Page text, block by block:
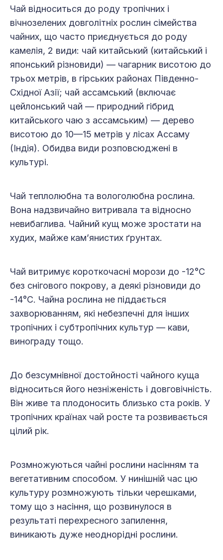
Чай відноситься до роду тропічних і
вічнозелених довголітніх рослин сімейства
чайних, що часто приєднується до роду
камелія, 2 види: чай китайський (китайський і
японський різновиди) — чагарник висотою до
трьох метрів, в гірських районах Південно-
Східної Азії; чай ассамський (включає
цейлонський чай — природний гібрид
китайського чаю з ассамським) — дерево
висотою до 10—15 метрів у лісах Ассаму
(Індія). Обидва види розповсюджені в
культурі.
Чай теплолюбна та вологолюбна рослина.
Вона надзвичайно витривала та відносно
невибаглива. Чайний кущ може зростати на
худих, майже кам’янистих ґрунтах.
Чай витримує короткочасні морози до -12°С
без снігового покрову, а деякі різновиди до
-14°С. Чайна рослина не піддається
захворюванням, які небезпечні для інших
тропічних і субтропічних культур — кави,
винограду тощо.
До безсумнівної достойності чайного куща
відноситься його незніженість і довговічність.
Він живе та плодоносить близько ста років. У
тропічних країнах чай росте та розвивається
цілий рік.
Розмножуються чайні рослини насінням та
вегетативним способом. У нинішній час цю
культуру розмножують тільки черешками,
тому що з насіння, що розвинулося в
результаті перехресного запилення,
виникають дуже неоднорідні рослини.